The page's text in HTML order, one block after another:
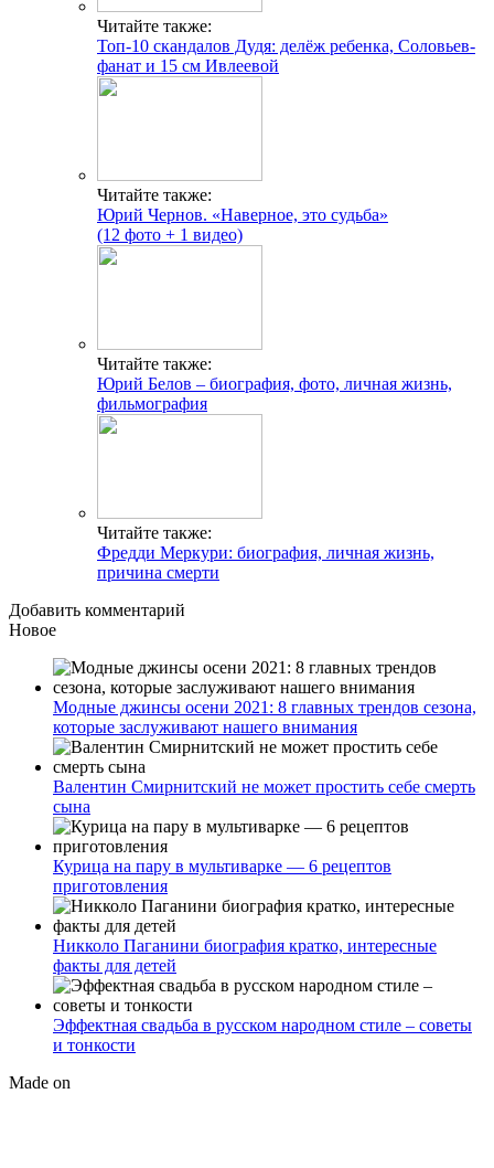
Читайте также:
Топ-10 скандалов Дудя: делёж ребенка, Соловьев-
фанат и 15 см Ивлеевой
Читайте также:
Юрий Чернов. «Наверное, это судьба»
(12 фото + 1 видео)
Читайте также:
Юрий Белов – биография, фото, личная жизнь,
фильмография
Читайте также:
Фредди Меркури: биография, личная жизнь,
причина смерти
Добавить комментарий
Новое
Модные джинсы осени 2021: 8 главных трендов сезона,
которые заслуживают нашего внимания
Валентин Смирнитский не может простить себе смерть
сына
Курица на пару в мультиварке — 6 рецептов
приготовления
Никколо Паганини биография кратко, интересные
факты для детей
Эффектная свадьба в русском народном стиле – советы
и тонкости
Made on